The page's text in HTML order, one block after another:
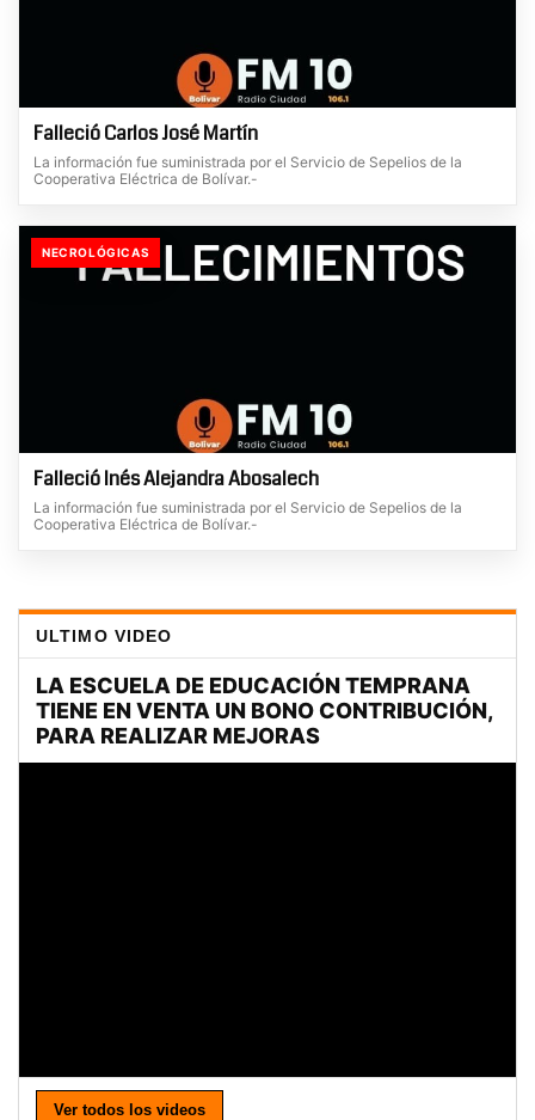
Falleció Carlos José Martín
La información fue suministrada por el Servicio de Sepelios de la
Cooperativa Eléctrica de Bolívar.-
NECROLÓGICAS
Falleció Inés Alejandra Abosalech
La información fue suministrada por el Servicio de Sepelios de la
Cooperativa Eléctrica de Bolívar.-
ULTIMO VIDEO
Ver todos los videos